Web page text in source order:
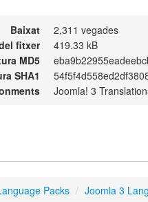
Baixat
2,311 vegades
fitxer
419.33 kB
MD5
SHA1
Joomla! 3
Packs / Joomla 3